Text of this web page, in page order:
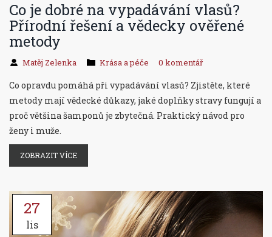
Co je dobré na vypadávání vlasů?
Přírodní řešení a vědecky ověřené
metody
Matěj Zelenka Krása a péče 0 komentář
Co opravdu pomáhá při vypadávání vlasů? Zjistěte, které
metody mají vědecké důkazy, jaké doplňky stravy fungují a
proč většina šamponů je zbytečná. Praktický návod pro
ženy i muže.
ZOBRAZIT VÍCE
27
lis